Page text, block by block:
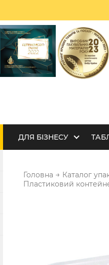
ДЛЯ БІЗНЕСУ
Головна → Каталог
Пластиковий